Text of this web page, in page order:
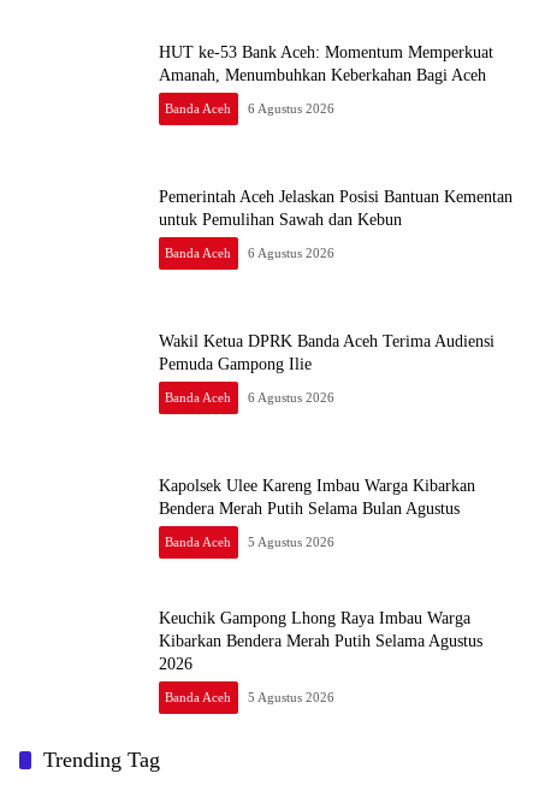
HUT ke-53 Bank Aceh: Momentum Memperkuat
Amanah, Menumbuhkan Keberkahan Bagi Aceh
Banda Aceh 6 Agustus 2026
Pemerintah Aceh Jelaskan Posisi Bantuan Kementan
untuk Pemulihan Sawah dan Kebun
Banda Aceh 6 Agustus 2026
Wakil Ketua DPRK Banda Aceh Terima Audiensi
Pemuda Gampong Ilie
Banda Aceh 6 Agustus 2026
Kapolsek Ulee Kareng Imbau Warga Kibarkan
Bendera Merah Putih Selama Bulan Agustus
Banda Aceh 5 Agustus 2026
Keuchik Gampong Lhong Raya Imbau Warga
Kibarkan Bendera Merah Putih Selama Agustus
2026
Banda Aceh 5 Agustus 2026
Trending Tag